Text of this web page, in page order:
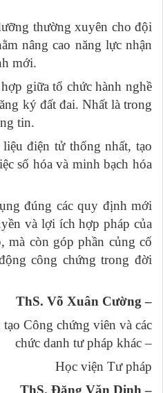
thường xuyên cho đội
nâng cao năng lực nhận
mới.
giữa tổ chức hành nghề
ký đất đai. Nhất là trong
tin.
điện tử thống nhất, tạo
số hóa và minh bạch hóa
đúng các quy định mới
và lợi ích hợp pháp của
mà còn góp phần củng cố
công chứng trong đời
ThS. Võ Xuân Cường –
Công chứng viên và các
chức danh tư pháp khác –
Học viện Tư pháp
ThS. Đặng Văn Dinh –